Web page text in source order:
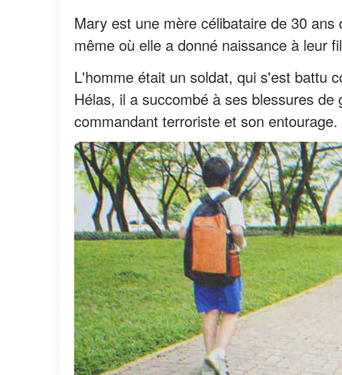
Mary est une mère célibataire de 30
même où elle a donné naissance à leur
L'homme était un soldat, qui s'est battu
Hélas, il a succombé à ses blessures
commandant terroriste et son entourage.